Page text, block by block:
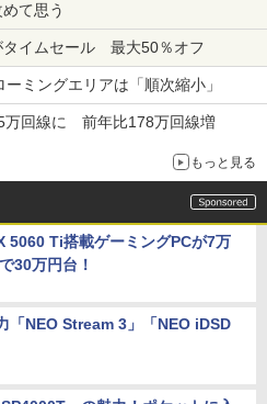
て思う
タイムセール 最大50％オフ
ミングエリアは「順次縮小」
万回線に 前年比178万回線増
もっと見る
5060 Ti搭載ゲーミングPCが7万
30万円台！
「NEO Stream 3」「NEO iDSD